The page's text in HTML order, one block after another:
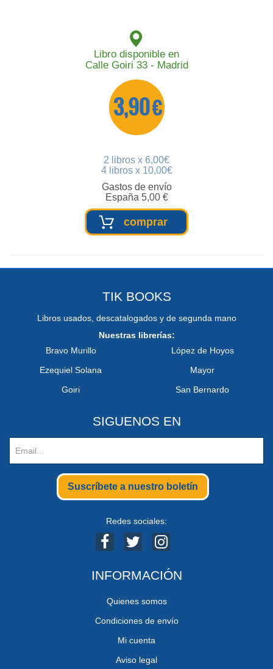
Libro disponible en
Calle Goiri 33 - Madrid
3,90 €
2 libros x 6,00€
4 libros x 10,00€
Gastos de envío
España 5,00 €
comprar
TIK BOOKS
Libros usados, descatalogados y de segunda mano
Nuestras librerías:
Bravo Murillo
Ezequiel Solana
Goiri
López de Hoyos
Mayor
San Bernardo
SIGUENOS EN
Suscríbete a nuestro boletín
Redes sociales:
INFORMACIÓN
Quienes somos
Condiciones de envío
Mi cuenta
Aviso legal